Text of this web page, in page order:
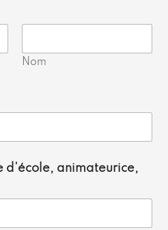
Nom
d'école, animateurice,